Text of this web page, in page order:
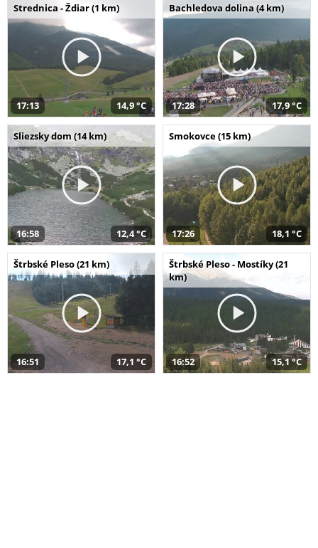
Strednica - Ždiar (1 km)
17:13 14,9 °C
Bachledova dolina (4 km)
17:28 17,9 °C
Sliezsky dom (14 km)
16:58 12,4 °C
Smokovce (15 km)
17:26 18,1 °C
Štrbské Pleso (21 km)
16:51 17,1 °C
Štrbské Pleso - Mostíky (21
km)
16:52 15,1 °C